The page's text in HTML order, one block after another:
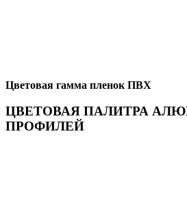
Цветовая гамма пленок ПВХ
ЦВЕТОВАЯ ПАЛИТРА
ПРОФИЛЕЙ